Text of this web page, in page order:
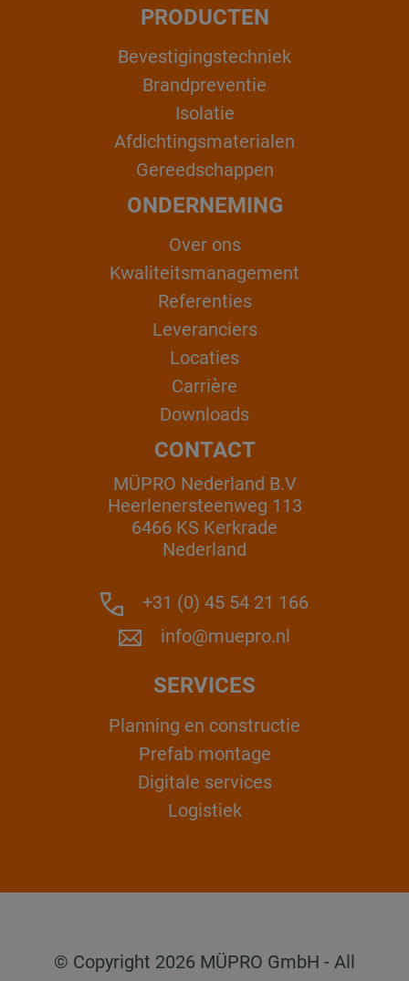
PRODUCTEN
Bevestigingstechniek
Brandpreventie
Isolatie
Afdichtingsmaterialen
Gereedschappen
ONDERNEMING
Over ons
Kwaliteitsmanagement
Referenties
Leveranciers
Locaties
Carrière
Downloads
CONTACT
MÜPRO Nederland B.V
Heerlenersteenweg 113
6466 KS Kerkrade
Nederland
+31 (0) 45 54 21 166
info@muepro.nl
SERVICES
Planning en constructie
Prefab montage
Digitale services
Logistiek
© Copyright 2026 MÜPRO GmbH - All